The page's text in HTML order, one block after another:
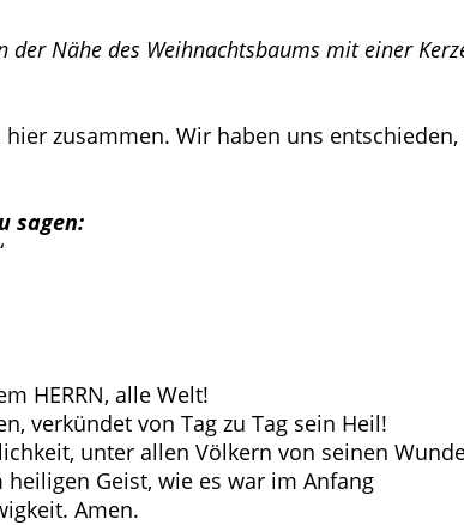
der Nähe des Weihnachtsbaums mit einer
zusammen. Wir haben uns
sagen:
HERRN, alle Welt!
verkündet von Tag zu Tag sein Heil!
unter allen Völkern von seinen
Geist, wie es war im Anfang
Amen.